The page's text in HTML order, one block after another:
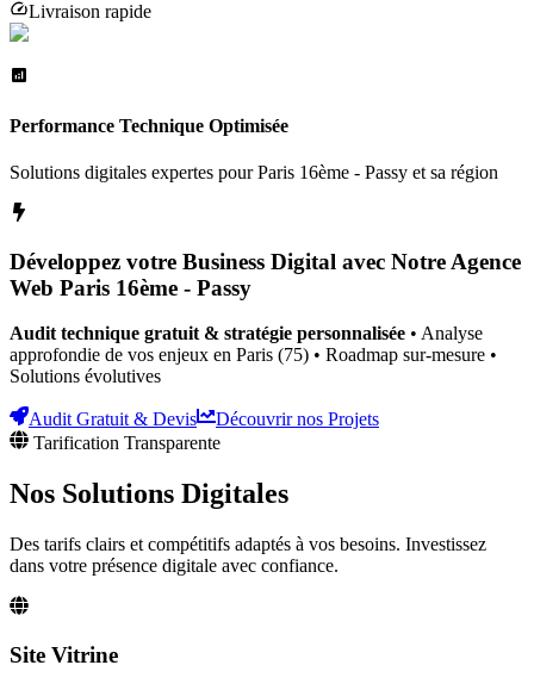
Livraison rapide
Performance Technique Optimisée
Solutions digitales expertes pourParis 16ème - Passy et sa région
Développez votre Business Digital avec Notre Agence
Web Paris 16ème - Passy
Audit technique gratuit & stratégie personnalisée • Analyse
approfondie de vos enjeux en Paris (75) • Roadmap sur-mesure •
Solutions évolutives
Audit Gratuit & Devis
Découvrir nos Projets
Tarification Transparente
Nos Solutions Digitales
Des tarifs clairs et compétitifs adaptés à vos besoins. Investissez
dans votre présence digitale avec confiance.
Site Vitrine